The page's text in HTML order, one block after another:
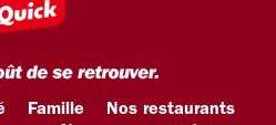
Famille
Nos restaurants